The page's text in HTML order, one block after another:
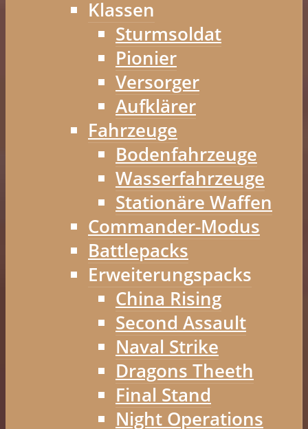
Klassen
Sturmsoldat
Pionier
Versorger
Aufklärer
Fahrzeuge
Bodenfahrzeuge
Wasserfahrzeuge
Stationäre Waffen
Commander-Modus
Battlepacks
Erweiterungspacks
China Rising
Second Assault
Naval Strike
Dragons Theeth
Final Stand
Night Operations